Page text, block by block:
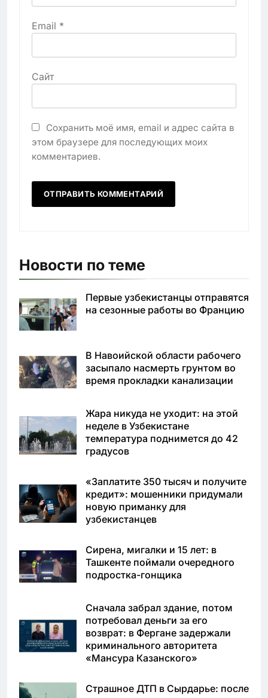
Email *
Сайт
Сохранить моё имя, email и адрес сайта в
этом браузере для последующих моих
комментариев.
Новости по теме
Первые узбекистанцы отправятся
на сезонные работы во Францию
В Навоийской области рабочего
засыпало насмерть грунтом во
время прокладки канализации
Жара никуда не уходит: на этой
неделе в Узбекистане
температура поднимется до 42
градусов
«Заплатите 350 тысяч и получите
кредит»: мошенники придумали
новую приманку для
узбекистанцев
Сирена, мигалки и 15 лет: в
Ташкенте поймали очередного
подростка-гонщика
Сначала забрал здание, потом
потребовал деньги за его
возврат: в Фергане задержали
криминального авторитета
«Мансура Казанского»
Страшное ДТП в Сырдарье: после